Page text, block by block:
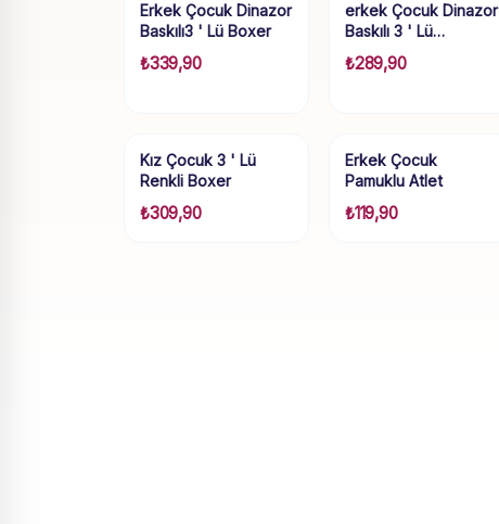
Erkek Çocuk Dinazor
Baskılı3 ' Lü Boxer
₺339,90
erkek Çocuk Dinazor
Baskılı 3 ' Lü…
₺289,90
Kız Çocuk 3 ' Lü
Renkli Boxer
₺309,90
Erkek Çocuk
Pamuklu Atlet
₺119,90